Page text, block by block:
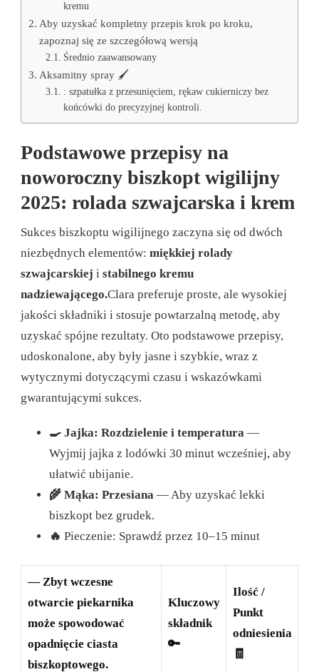
kremu
Aby uzyskać kompletny przepis krok po kroku,
zapoznaj się ze szczegółową wersją
Średnio zaawansowany
Aksamitny spray 🖌️
: szpatułka z przesunięciem, rękaw cukierniczy bez
końcówki do precyzyjnej kontroli.
Podstawowe przepisy na
noworoczny biszkopt wigilijny
2025: rolada szwajcarska i krem
Sukces biszkoptu wigilijnego zaczyna się od dwóch
niezbędnych elementów: miękkiej rolady
szwajcarskiej i stabilnego kremu
nadziewającego.Clara preferuje proste, ale wysokiej
jakości składniki i stosuje powtarzalną metodę, aby
uzyskać spójne rezultaty. Oto podstawowe przepisy,
udoskonalone, aby były jasne i szybkie, wraz z
wytycznymi dotyczącymi czasu i wskazówkami
gwarantującymi sukces.
🍳 Jajka: Rozdzielenie i temperatura —
Wyjmij jajka z lodówki 30 minut wcześniej, aby
ułatwić ubijanie.
🌾 Mąka: Przesiana — Aby uzyskać lekki
biszkopt bez grudek.
🔥 Pieczenie: Sprawdź przez 10–15 minut
— Zbyt wczesne
otwarcie piekarnika
może spowodować
opadnięcie ciasta
biszkoptowego.
Kluczowy
składnik
🔑
Ilość /
Punkt
odniesienia
🧾